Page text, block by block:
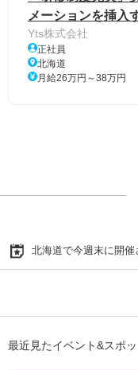
メーションを挿入
Yts株式会社
正社員
北海道
月給26万円～38万円
北海道で今週末に開
最近見たイベント&スポ